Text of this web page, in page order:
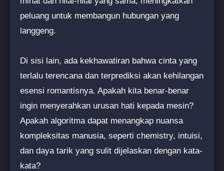
peluang untuk membangun hubungan yang
langgeng.
Di sisi lain, ada kekhawatiran bahwa cinta yang
terlalu terencana dan terprediksi akan kehilangan
esensi romantisnya. Apakah kita benar-benar
ingin menyerahkan urusan hati kepada mesin?
Apakah algoritma dapat menangkap nuansa
kompleksitas manusia, seperti chemistry, intuisi,
dan daya tarik yang sulit dijelaskan dengan kata-
kata?